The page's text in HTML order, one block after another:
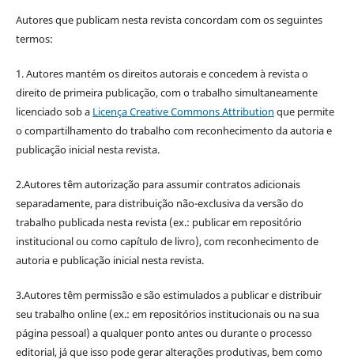
Autores que publicam nesta revista concordam com os seguintes
termos:
1. Autores mantém os direitos autorais e concedem à revista o
direito de primeira publicação, com o trabalho simultaneamente
licenciado sob a Licença Creative Commons Attribution que permite
o compartilhamento do trabalho com reconhecimento da autoria e
publicação inicial nesta revista.
2.Autores têm autorização para assumir contratos adicionais
separadamente, para distribuição não-exclusiva da versão do
trabalho publicada nesta revista (ex.: publicar em repositório
institucional ou como capítulo de livro), com reconhecimento de
autoria e publicação inicial nesta revista.
3.Autores têm permissão e são estimulados a publicar e distribuir
seu trabalho online (ex.: em repositórios institucionais ou na sua
página pessoal) a qualquer ponto antes ou durante o processo
editorial, já que isso pode gerar alterações produtivas, bem como